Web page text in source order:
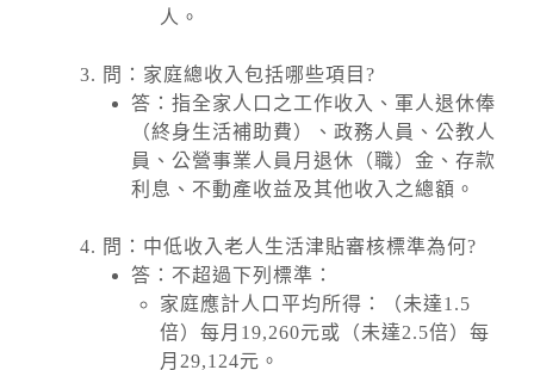
人。
問：家庭總收入包括哪些項目?
答：指全家人口之工作收入、軍人退休俸
（終身生活補助費）、政務人員、公教人
員、公營事業人員月退休（職）金、存款
利息、不動產收益及其他收入之總額。
問：中低收入老人生活津貼審核標準為何?
答：不超過下列標準：
家庭應計人口平均所得：（未達1.5
倍）每月19,260元或（未達2.5倍）每
月29,124元。